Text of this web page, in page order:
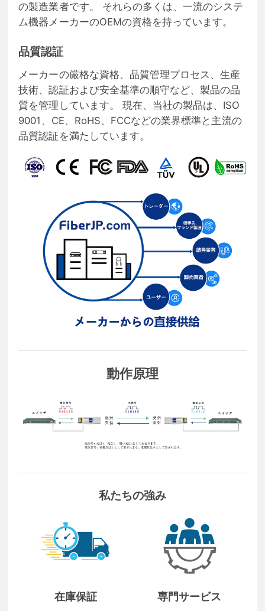
の製造業者です。 それらの多くは、一流のシステ
ム機器メーカーのOEMの資格を持っています。
品質認証
メーカーの厳格な資格、品質管理プロセス、生産
技術、認証および安全基準の順守など、製品の品
質を管理しています。 現在、当社の製品は、ISO
9001、CE、RoHS、FCCなどの業界標準と主流の
品質認証を満たしています。
動作原理
私たちの強み
在庫保証 専門サービス